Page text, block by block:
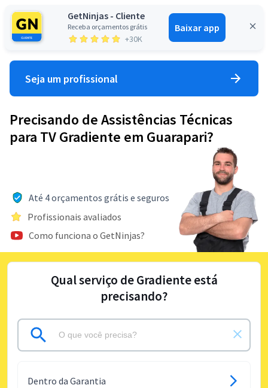
GetNinjas - Cliente
Receba orçamentos grátis
+30K
Baixar app
Entrar
Seja um profissional
Precisando de Assistências Técnicas
para TV Gradiente em Guarapari?
Até 4 orçamentos grátis e seguros
Profissionais avaliados
Como funciona o GetNinjas?
Qual serviço de Gradiente está
precisando?
Dentro da Garantia